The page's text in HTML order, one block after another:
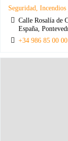
Seguridad,
Calle Rosalía de
España,
+34 986 85 00 00